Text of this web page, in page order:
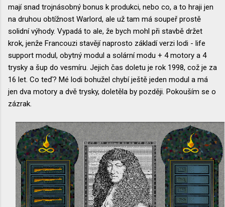
mají snad trojnásobný bonus k produkci, nebo co, a to hraji jen
na druhou obtížnost Warlord, ale už tam má soupeř prostě
solidní výhody. Vypadá to ale, že bych mohl při stavbě držet
krok, jenže Francouzi stavějí naprosto základí verzi lodi - life
support modul, obytný modul a solární modu + 4 motory a 4
trysky a šup do vesmíru. Jejich čas doletu je rok 1998, což je za
16 let. Co teď? Mé lodi bohužel chybí ještě jeden modul a má
jen dva motory a dvě trysky, doletěla by později. Pokouším se o
zázrak.